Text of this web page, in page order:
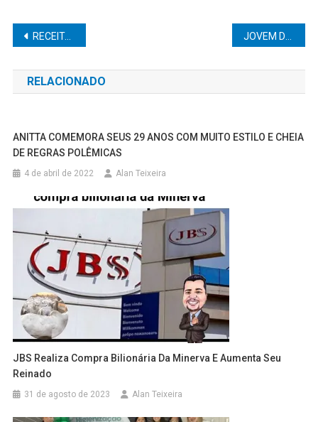
Navegação
de
Post
RECEITA FEDERAL ARRECADA R$ 1.8 TRILHÃO EM 2021 JOVEM DE 22 ANOS É PRESO POR FURTO EM GÁLIA
RELACIONADO
ANITTA COMEMORA SEUS 29 ANOS COM MUITO ESTILO E CHEIA
DE REGRAS POLÊMICAS
4 de abril de 2022 Alan Teixeira
JBS Realiza Compra Bilionária Da Minerva E Aumenta Seu
Reinado
31 de agosto de 2023 Alan Teixeira